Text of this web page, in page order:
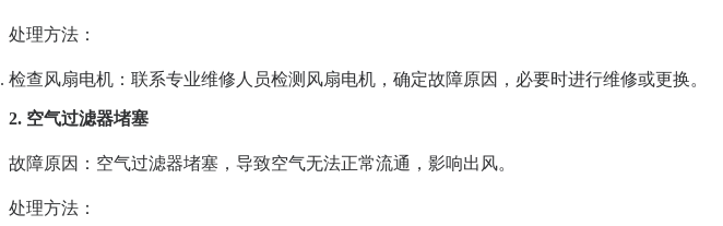
处理方法 ：
检查风扇电机 ：联系专业维修人员检测风扇电机，确定故障原因，必要时进行维修或更换。
2. 空气过滤器堵塞
故障原因 ：空气过滤器堵塞，导致空气无法正常流通，影响出风。
处理方法 ：